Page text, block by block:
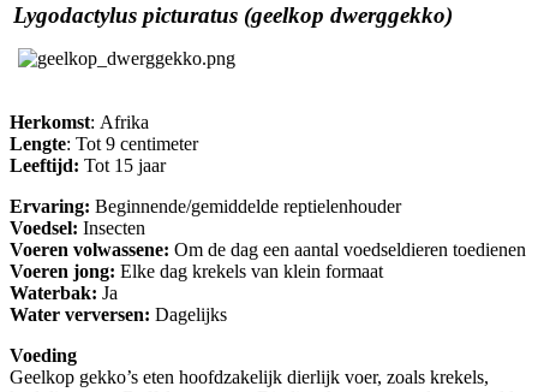
Lygodactylus picturatus (geelkop dwerggekko)
Herkomst: Afrika
Lengte: Tot 9 centimeter
Leeftijd: Tot 15 jaar
Ervaring: Beginnende/gemiddelde reptielenhouder
Voedsel: Insecten
Voeren volwassene: Om de dag een aantal voedseldieren toedienen
Voeren jong: Elke dag krekels van klein formaat
Waterbak: Ja
Water verversen: Dagelijks
Voeding
Geelkop gekko’s eten hoofdzakelijk dierlijk voer, zoals krekels,